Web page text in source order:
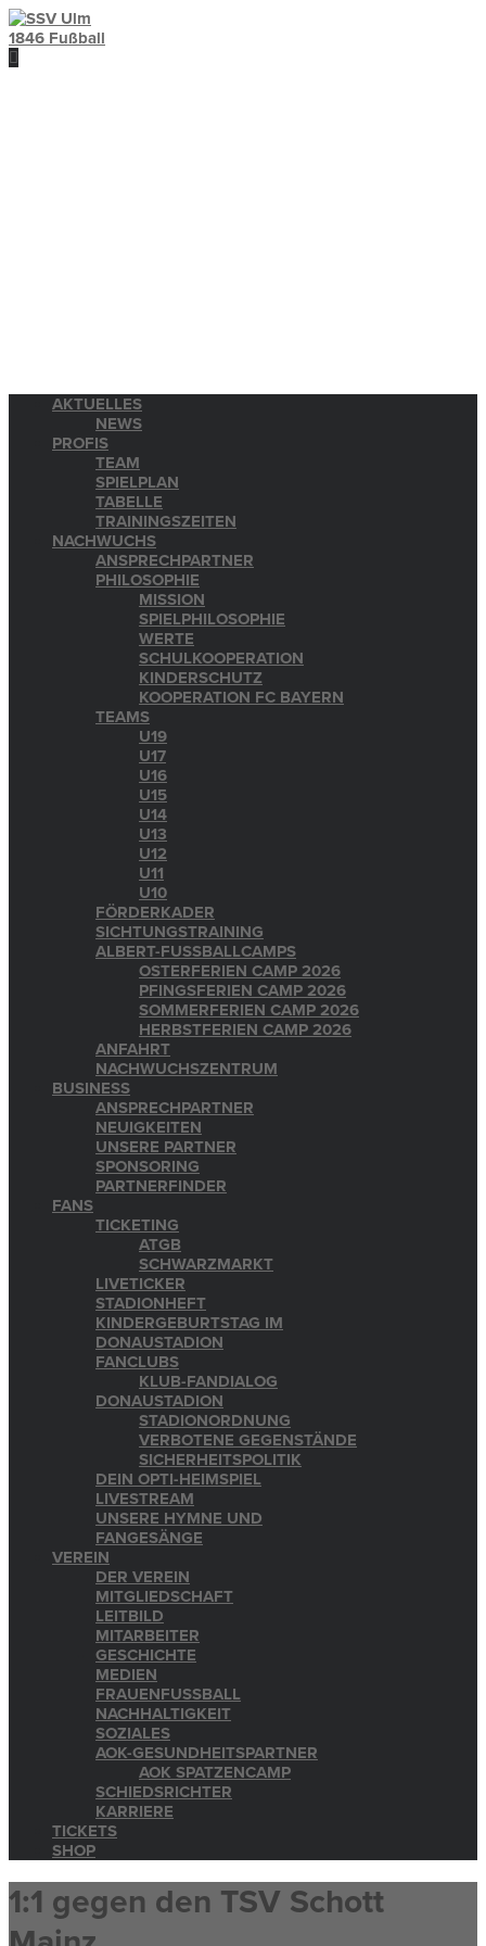
AKTUELLES
NEWS
PROFIS
TEAM
SPIELPLAN
TABELLE
TRAININGSZEITEN
NACHWUCHS
ANSPRECHPARTNER
PHILOSOPHIE
MISSION
SPIELPHILOSOPHIE
WERTE
SCHULKOOPERATION
KINDERSCHUTZ
KOOPERATION FC BAYERN
TEAMS
U19
U17
U16
U15
U14
U13
U12
U11
U10
FÖRDERKADER
SICHTUNGSTRAINING
ALBERT-FUSSBALLCAMPS
OSTERFERIEN CAMP 2026
PFINGSFERIEN CAMP 2026
SOMMERFERIEN CAMP 2026
HERBSTFERIEN CAMP 2026
ANFAHRT
NACHWUCHSZENTRUM
BUSINESS
ANSPRECHPARTNER
NEUIGKEITEN
UNSERE PARTNER
SPONSORING
PARTNERFINDER
FANS
TICKETING
ATGB
SCHWARZMARKT
LIVETICKER
STADIONHEFT
KINDERGEBURTSTAG IM
DONAUSTADION
FANCLUBS
KLUB-FANDIALOG
DONAUSTADION
STADIONORDNUNG
VERBOTENE GEGENSTÄNDE
SICHERHEITSPOLITIK
DEIN OPTI-HEIMSPIEL
LIVESTREAM
UNSERE HYMNE UND
FANGESÄNGE
VEREIN
DER VEREIN
MITGLIEDSCHAFT
LEITBILD
MITARBEITER
GESCHICHTE
MEDIEN
FRAUENFUSSBALL
NACHHALTIGKEIT
SOZIALES
AOK-GESUNDHEITSPARTNER
AOK SPATZENCAMP
SCHIEDSRICHTER
KARRIERE
TICKETS
SHOP
1:1 gegen den TSV Schott